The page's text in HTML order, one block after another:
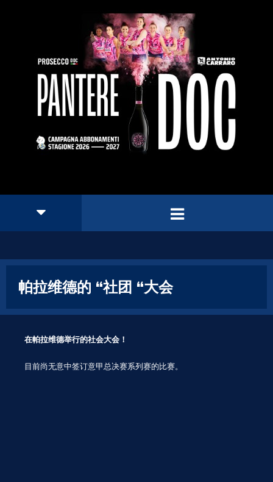
帕拉维德的 “社团 “大会
在帕拉维德举行的社会大会！
目前尚无意中签订意甲总决赛系列赛的比赛。